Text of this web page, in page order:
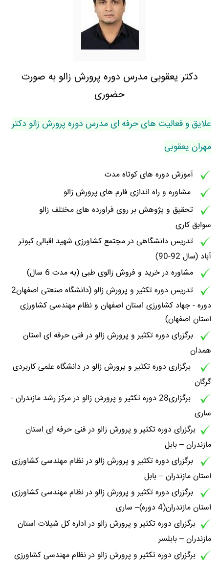
دکتر یعقوبی مدرس دوره پرورش زالو به صورت
حضوری
علایق و فعالیت های حرفه ای مدرس دوره پرورش زالو دکتر
مهران یعقوبی
آموزش دوره های کوتاه مدت
مشاوره و راه اندازی فارم های پرورش زالو
تحقیق و پژوهش بر روی فراورده های مختلف زالو
سوابق کاری
تدریس دانشگاهی در مجتمع کشاورزی شهید اقبالی کبوتر
آباد (سال 92-90)
مشاوره در خرید و فروش زالوی طبی (به مدت 6 سال)
تدریس دوره تکثیر و پرورش زالو (دانشگاه صنعتی اصفهان2
دوره - جهاد کشاورزی استان اصفهان و نظام مهندسی کشاورزی
استان اصفهان)
برگزرای دوره تکثیر و پرورش زالو در فنی حرفه ای استان
همدان
برگزاری دوره تکثیر و پرورش زالو در دانشگاه علمی کاربردی
گرگان
برگزاری28 دوره تکثیر و پرورش زالو در مرکز رشد مازندران -
ساری
برگزرای دوره تکثیر و پرورش زالو در فنی حرفه ای استان
مازندران – بابل
برگزرای دوره تکثیر و پرورش زالو در نظام مهندسی کشاورزی
استان مازندران – بابل
برگزرای دوره تکثیر و پرورش زالو در نظام مهندسی کشاورزی
استان مازندران(4 دوره)– ساری
برگزرای دوره تکثیر و پرورش زالو در اداره کل شیلات استان
مازندران – بابلسر
برگزرای دوره تکثیر و پرورش زالو در نظام مهندسی کشاورزی